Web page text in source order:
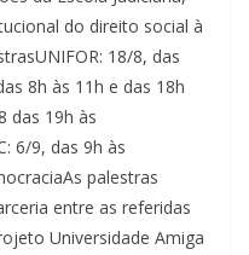
do direito social à
18/8, das
8h às 11h e das 18h
das 19h às
6/9, das 9h às
palestras
entre as referidas
Universidade Amiga